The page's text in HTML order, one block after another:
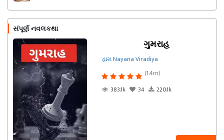
સંપૂર્ણ નવલકથા
ગુમરાહ
દ્વારા Nayana Viradiya
(1.4m)
383.1k
34 220.1k